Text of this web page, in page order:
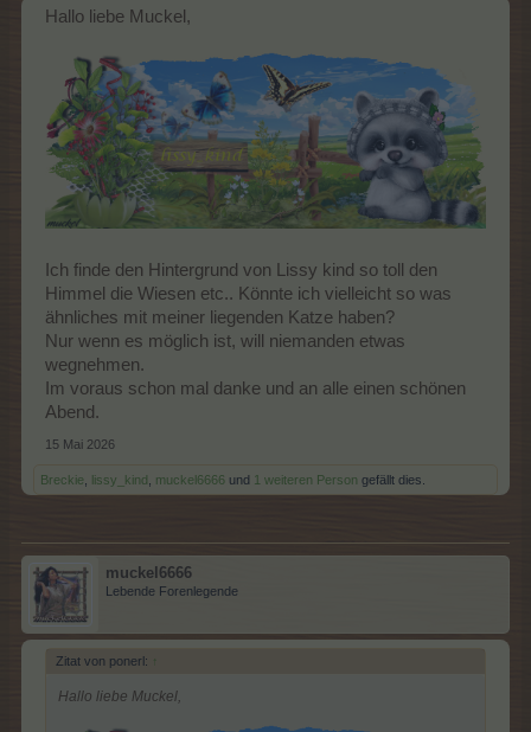
Hallo liebe Muckel,
Ich finde den Hintergrund von Lissy kind so toll den
Himmel die Wiesen etc.. Könnte ich vielleicht so was
ähnliches mit meiner liegenden Katze haben?
Nur wenn es möglich ist, will niemanden etwas
wegnehmen.
Im voraus schon mal danke und an alle einen schönen
Abend.
15 Mai 2026
Breckie lissy_kind muckel6666 und 1 weiteren Person gefällt dies.
muckel6666
Lebende Forenlegende
Zitat von ponerl: ↑
Hallo liebe Muckel,